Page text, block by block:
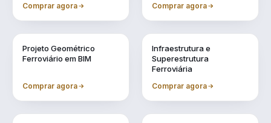
Comprar agora Comprar agora
Projeto Geométrico
Ferroviário em BIM
Comprar agora
Infraestrutura e
Superestrutura
Ferroviária
Comprar agora